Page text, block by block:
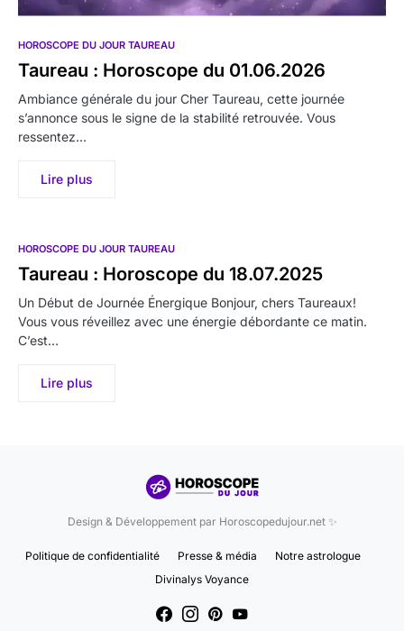
HOROSCOPE DU JOUR TAUREAU
Taureau : Horoscope du 01.06.2026
Ambiance générale du jour Cher Taureau, cette journée
s’annonce sous le signe de la stabilité retrouvée. Vous
ressentez…
Lire plus
HOROSCOPE DU JOUR TAUREAU
Taureau : Horoscope du 18.07.2025
Un Début de Journée Énergique Bonjour, chers Taureaux!
Vous vous réveillez avec une énergie débordante ce matin.
C’est…
Lire plus
Design & Développement par Horoscopedujour.net ✨
Politique de confidentialité Presse & média
Notre astrologue
Divinalys Voyance